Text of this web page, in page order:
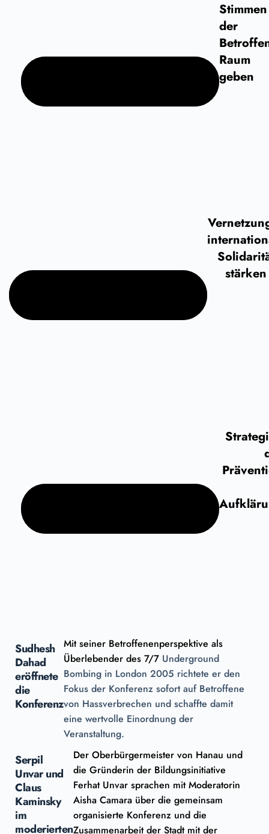
Stimmen
der
Raum
geben
stärken
Sudhesh
Dahad
eröffnete
die
Konferenz
Mit seiner Betroffenenperspektive als
Überlebender des 7/7 Underground
Bombing in London 2005 richtete er den
Fokus der Konferenz sofort auf Betroffene
von Hassverbrechen und schaffte damit
eine wertvolle Einordnung der
Veranstaltung.
Serpil
Unvar und
Claus
Kaminsky
im
moderierten
Der Oberbürgermeister von Hanau und
die Gründerin der Bildungsinitiative
Ferhat Unvar sprachen mit Moderatorin
Aisha Camara über die gemeinsam
organisierte Konferenz und die
Zusammenarbeit der Stadt mit der